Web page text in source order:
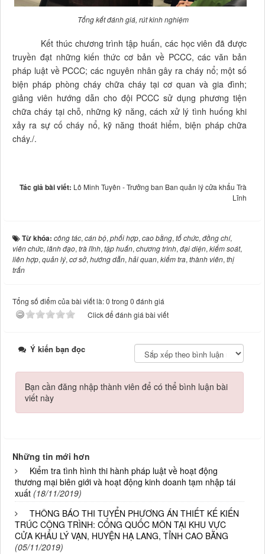
Tổng kết đánh giá, rút kinh nghiệm
Kết thúc chương trình tập huấn, các học viên đã được
truyền đạt những kiến thức cơ bản về PCCC, các văn bản
pháp luật về PCCC; các nguyên nhân gây ra cháy nổ; một số
biện pháp phòng cháy chữa cháy tại cơ quan và gia đình;
giảng viên hướng dẫn cho đội PCCC sử dụng phương tiện
chữa cháy tại chỗ, những kỹ năng, cách xử lý tình huống khi
xảy ra sự cố cháy nổ, kỹ năng thoát hiểm, biện pháp chữa
cháy./.
Tác giả bài viết: Lô Minh Tuyên - Trưởng ban Ban quản lý cửa khẩu Trà
Lĩnh
Từ khóa: công tác, cán bộ, phối hợp, cao bằng, tổ chức, đồng chí,
viên chức, lãnh đạo, trà lĩnh, tập huấn, chương trình, đại diện, kiểm soát,
liên hợp, quản lý, cơ sở, hướng dẫn, hải quan, kiểm tra, thành viên, thị
trấn
Tổng số điểm của bài viết là: 0 trong 0 đánh giá
Click để đánh giá bài viết
Ý kiến bạn đọc
Bạn cần đăng nhập thành viên để có thể bình luận bài
viết này
Những tin mới hơn
Kiểm tra tình hình thi hành pháp luật về hoạt động
thương mại biên giới và hoạt động kinh doanh tạm nhập tái
xuất (18/11/2019)
THÔNG BÁO THI TUYỂN PHƯƠNG ÁN THIẾT KẾ KIẾN
TRÚC CÔNG TRÌNH: CỔNG QUỐC MÔN TẠI KHU VỰC
CỬA KHẨU LÝ VẠN, HUYỆN HẠ LANG, TỈNH CAO BẰNG
(05/11/2019)